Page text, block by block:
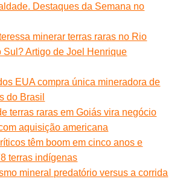
Destaques da Semana no
minerar terras raras no Rio
Sul? Artigo de Joel Henrique
EUA compra única mineradora de
do Brasil
terras raras em Goiás vira negócio
aquisição americana
têm boom em cinco anos e
terras indígenas
mineral predatório versus a corrida